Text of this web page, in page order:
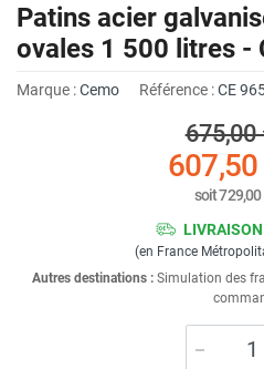
Patins acier
ovales 1 500 litres -
Marque :Cemo Référence :CE
675,00
607,50
soit729,00
(en France
Autres destinations : Simulation des